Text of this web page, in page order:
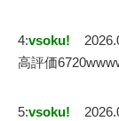
4:vsoku!
高評価
5:vsoku!